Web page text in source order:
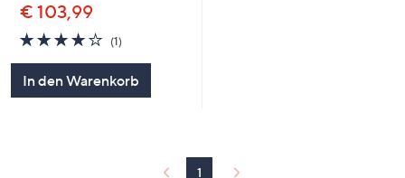
€ 103,99
4.0
von
(1)1
In den Warenkorb
1